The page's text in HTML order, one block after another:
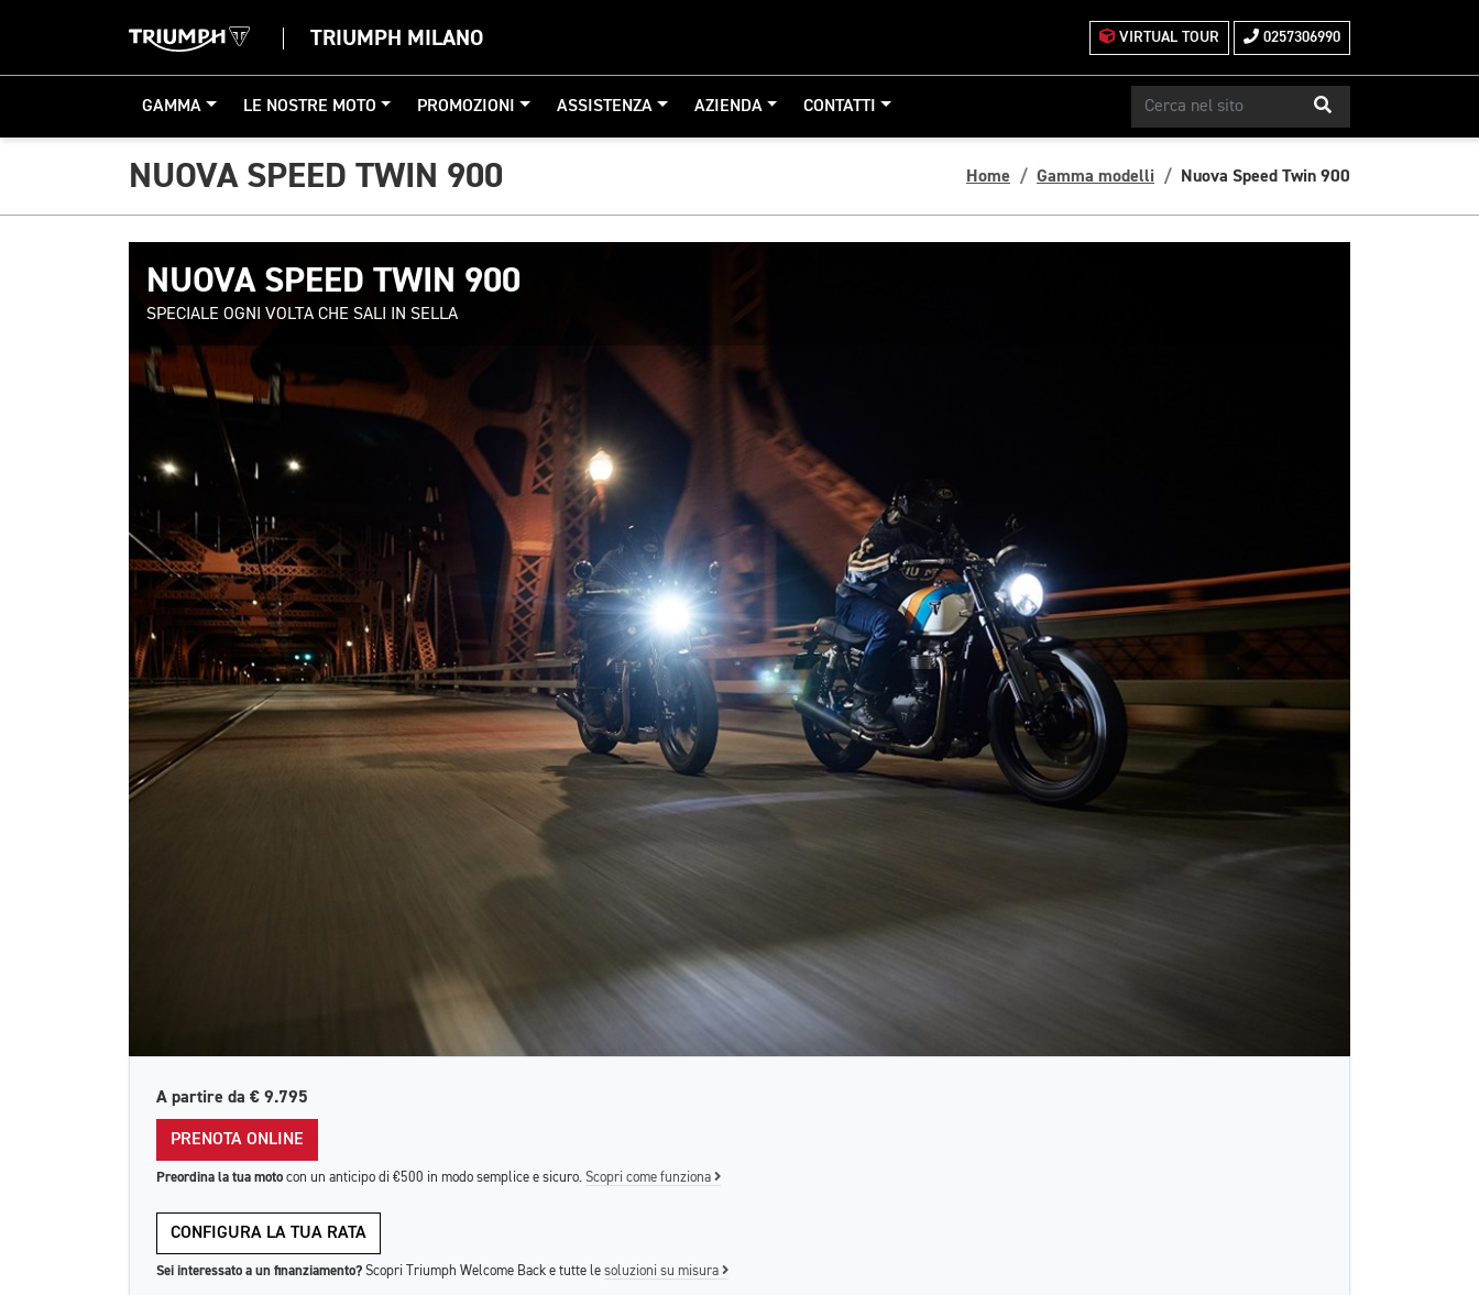
TRIUMPH MILANO VIRTUAL TOUR 0257306990
GAMMA LE NOSTRE MOTO PROMOZIONI ASSISTENZA AZIENDA CONTATTI
NUOVA SPEED TWIN 900 Home Gamma modelli Nuova Speed Twin 900
NUOVA SPEED TWIN 900
SPECIALE OGNI VOLTA CHE SALI IN SELLA
A partire da € 9.795
PRENOTA ONLINE
Preordina la tua moto con un anticipo di €500 in modo semplice e sicuro. Scopri come funziona
CONFIGURA LA TUA RATA
Sei interessato a un finanziamento? Scopri Triumph Welcome Back e tutte le soluzioni su misura